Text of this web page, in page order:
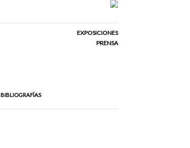
EXPOSICIONES
PRENSA
BIBLIOGRAFÍAS